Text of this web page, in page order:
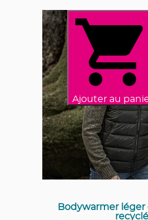
Ajouter au
Bodywarmer
recyclé